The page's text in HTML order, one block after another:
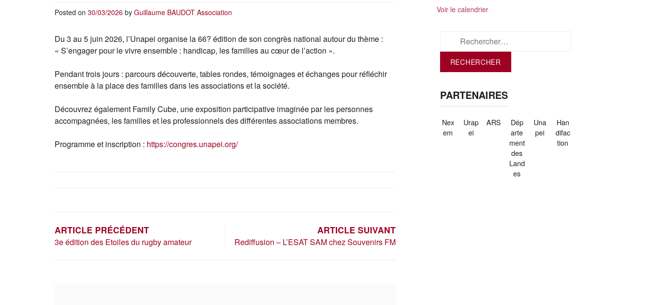
Posted on 30/03/2026 by Guillaume BAUDOT Association
Du 3 au 5 juin 2026, l’Unapei organise la 66? édition de son congrès national autour du thème :
« S’engager pour le vivre ensemble : handicap, les familles au cœur de l’action ».
Pendant trois jours : parcours découverte, tables rondes, témoignages et échanges pour réfléchir
ensemble à la place des familles dans les associations et la société.
Découvrez également Family Cube, une exposition participative imaginée par les personnes
accompagnées, les familles et les professionnels des différentes associations membres.
Programme et inscription : https://congres.unapei.org/
L’ARTICLE
ARTICLE PRÉCÉDENT
3e édition des Etoiles du rugby amateur
ARTICLE SUIVANT
Rediffusion – L’ESAT SAM chez Souvenirs FM
Voir le calendrier
PARTENAIRES
Nex
em
Urap
ei
ARS
Dép
arte
ment
des
Land
es
Una
pei
Han
difac
tion